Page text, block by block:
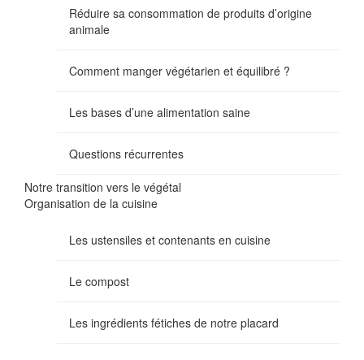
Réduire sa consommation de produits d’origine
animale
Comment manger végétarien et équilibré ?
Les bases d’une alimentation saine
Questions récurrentes
Notre transition vers le végétal
Organisation de la cuisine
Les ustensiles et contenants en cuisine
Le compost
Les ingrédients fétiches de notre placard